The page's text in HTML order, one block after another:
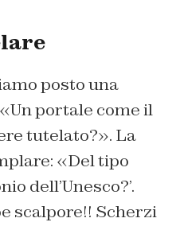
posto una
portale come il
tutelato?». La
«Del tipo
dell’Unesco?’.
scalpore!! Scherzi